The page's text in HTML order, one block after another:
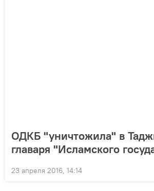
ОДКБ "уничтожила" в
главаря "Исламского
23 апреля 2016, 14:14